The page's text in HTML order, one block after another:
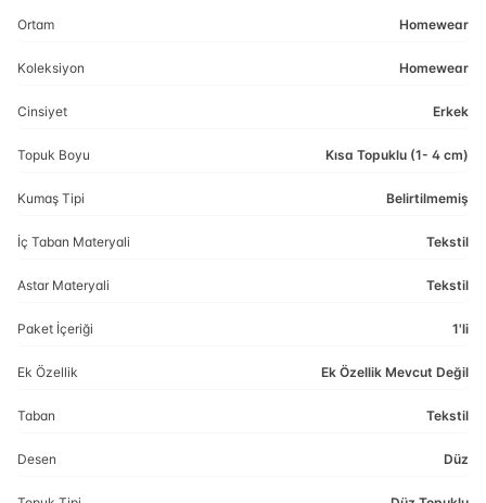
Ortam Homewear
Koleksiyon Homewear
Cinsiyet Erkek
Topuk Boyu Kısa Topuklu (1- 4 cm)
Kumaş Tipi Belirtilmemiş
İç Taban Materyali Tekstil
Astar Materyali Tekstil
Paket İçeriği 1'li
Ek Özellik Ek Özellik Mevcut Değil
Taban Tekstil
Desen Düz